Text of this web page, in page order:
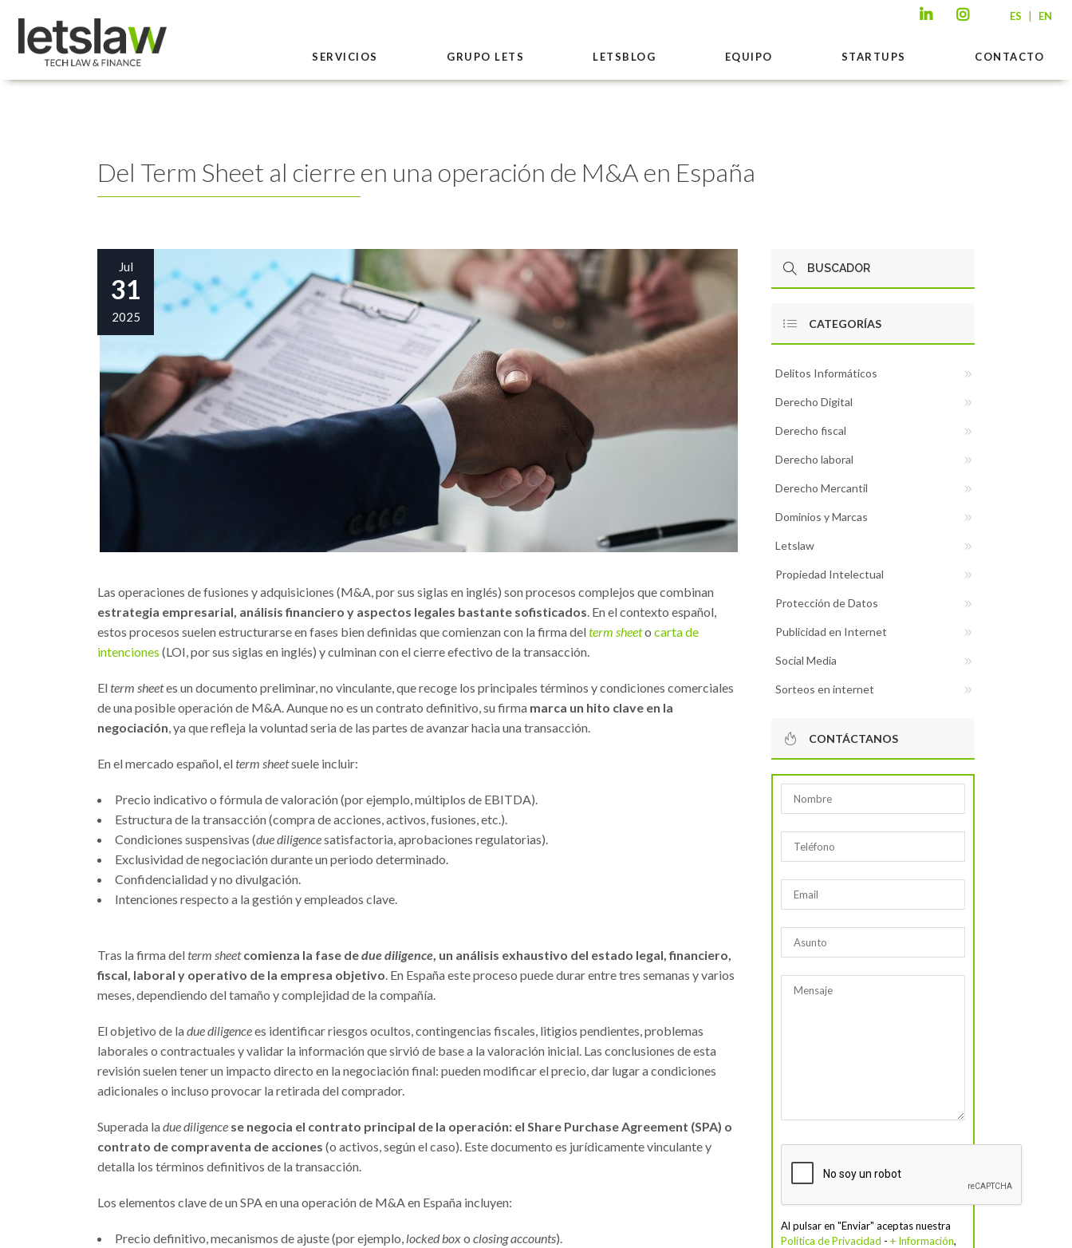
ES | EN
SERVICIOS GRUPO LETS LETSBLOG EQUIPO STARTUPS CONTACTO
Del Term Sheet al cierre en una operación de M&A en España
Jul
31
2025
Las operaciones de fusiones y adquisiciones (M&A, por sus siglas en inglés) son procesos complejos que combinan
estrategia empresarial, análisis financiero y aspectos legales bastante sofisticados. En el contexto español,
estos procesos suelen estructurarse en fases bien definidas que comienzan con la firma delterm sheeto carta de
intenciones (LOI, por sus siglas en inglés) y culminan con el cierre efectivo de la transacción.
Elterm sheetes un documento preliminar, no vinculante, que recoge los principales términos y condiciones comerciales
de una posible operación de M&A. Aunque no es un contrato definitivo, su firma marca un hito clave en la
negociación, ya que refleja la voluntad seria de las partes de avanzar hacia una transacción.
En el mercado español, elterm sheetsuele incluir:
Precio indicativo o fórmula de valoración (por ejemplo, múltiplos de EBITDA).
Estructura de la transacción (compra de acciones, activos, fusiones, etc.).
Condiciones suspensivas (due diligencesatisfactoria, aprobaciones regulatorias).
Exclusividad de negociación durante un periodo determinado.
Confidencialidad y no divulgación.
Intenciones respecto a la gestión y empleados clave.
Tras la firma delterm sheet comienza la fase dedue diligence, un análisis exhaustivo del estado legal, financiero,
fiscal, laboral y operativo de la empresa objetivo. En España este proceso puede durar entre tres semanas y varios
meses, dependiendo del tamaño y complejidad de la compañía.
El objetivo de ladue diligencees identificar riesgos ocultos, contingencias fiscales, litigios pendientes, problemas
laborales o contractuales y validar la información que sirvió de base a la valoración inicial. Las conclusiones de esta
revisión suelen tener un impacto directo en la negociación final: pueden modificar el precio, dar lugar a condiciones
adicionales o incluso provocar la retirada del comprador.
Superada ladue diligence se negocia el contrato principal de la operación: el Share Purchase Agreement (SPA) o
contrato de compraventa de acciones (o activos, según el caso). Este documento es jurídicamente vinculante y
detalla los términos definitivos de la transacción.
Los elementos clave de un SPA en una operación de M&A en España incluyen:
Precio definitivo, mecanismos de ajuste (por ejemplo, locked boxo closing accounts).
CATEGORÍAS
Delitos Informáticos
Derecho Digital
Derecho fiscal
Derecho laboral
Derecho Mercantil
Dominios y Marcas
Letslaw
Propiedad Intelectual
Protección de Datos
Publicidad en Internet
Social Media
Sorteos en internet
CONTÁCTANOS
Al pulsar en "Enviar" aceptas nuestra
Política de Privacidad - + Información,